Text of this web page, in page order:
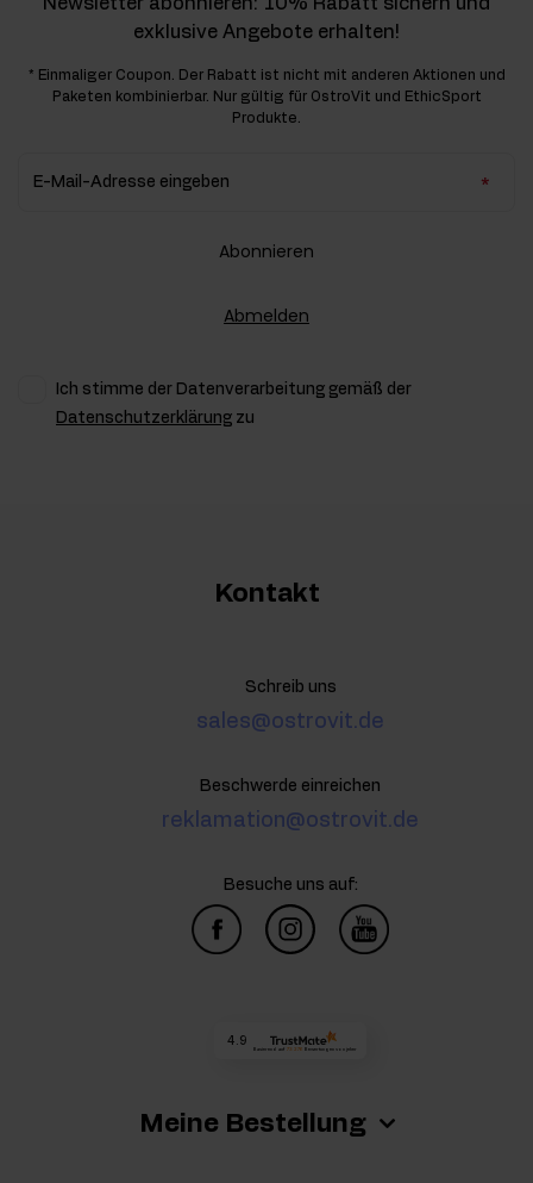
exklusive Angebote erhalten!
* Einmaliger Coupon. Der Rabatt ist nicht mit anderen Aktionen und
Paketen kombinierbar. Nur gültig für OstroVit und EthicSport
Produkte.
E-Mail-Adresse eingeben
Abonnieren
Abmelden
Ich stimme der Datenverarbeitung gemäß der
Datenschutzerklärung zu
Meine Bestellung
Kontakt
Schreib uns
sales@ostrovit.de
Beschwerde einreichen
reklamation@ostrovit.de
Besuche uns auf:
4.9
Basierend auf 73 276 Bewertungen von jeher